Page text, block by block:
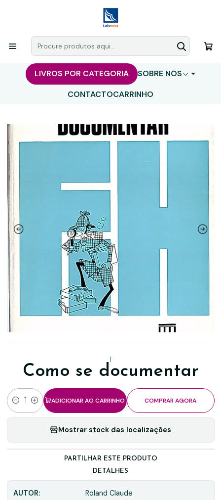
LIVROS POR CATEGORIA
SOBRE NÓS
CONTACTOCARRINHO
|
Como se documentar
Quantidade
ADICIONAR AO CARRINHO COMPRAR AGORA
Mostrar stock das localizações
PARTILHAR ESTE PRODUTO
DETALHES
AUTOR: Roland Claude